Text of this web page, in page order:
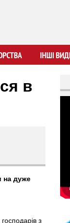
ІНШІ
в
на дуже
з